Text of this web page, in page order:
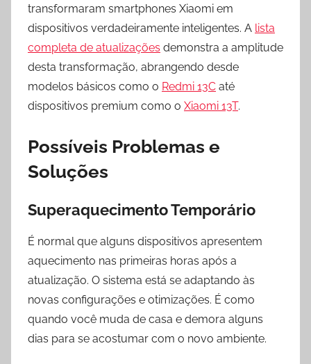
transformaram smartphones Xiaomi em
dispositivos verdadeiramente inteligentes. A lista
completa de atualizações demonstra a amplitude
desta transformação, abrangendo desde
modelos básicos como o Redmi 13C até
dispositivos premium como o Xiaomi 13T.
Possíveis Problemas e
Soluções
Superaquecimento Temporário
É normal que alguns dispositivos apresentem
aquecimento nas primeiras horas após a
atualização. O sistema está se adaptando às
novas configurações e otimizações. É como
quando você muda de casa e demora alguns
dias para se acostumar com o novo ambiente.